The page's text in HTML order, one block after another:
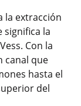
la extracción
significa la
Con la
canal que
hasta el
del